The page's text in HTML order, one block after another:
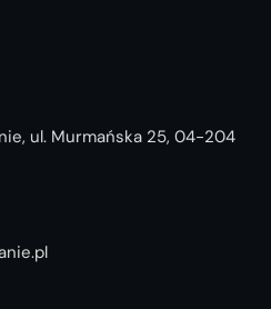
ul. Murmańska 25, 04-204